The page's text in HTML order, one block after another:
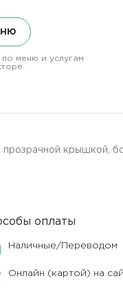
меню и услугам
крышкой,
оплаты
Наличные/Переводом
Онлайн (картой) на